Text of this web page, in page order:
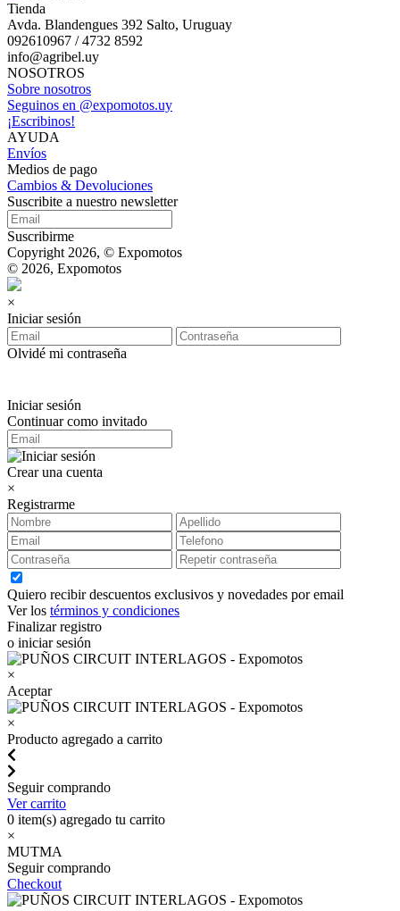
Tienda
Avda. Blandengues 392 Salto, Uruguay
092610967 / 4732 8592
info@agribel.uy
NOSOTROS
Sobre nosotros
Seguinos en @expomotos.uy
¡Escribinos!
AYUDA
Envíos
Medios de pago
Cambios & Devoluciones
Suscribite a nuestro newsletter
Suscribirme
Copyright 2026, © Expomotos
© 2026, Expomotos
×
Iniciar sesión
Olvidé mi contraseña
Iniciar sesión
Continuar como invitado
Crear una cuenta
×
Registrarme
Quiero recibir descuentos exclusivos y novedades por email
Ver los términos y condiciones
Finalizar registro
o iniciar sesión
×
Aceptar
×
Producto agregado a carrito
Seguir comprando
Ver carrito
0 item(s) agregado tu carrito
×
MUTMA
Seguir comprando
Checkout